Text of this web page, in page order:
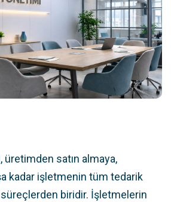
satın almaya,
kadar işletmenin tüm tedarik
biridir. İşletmelerin